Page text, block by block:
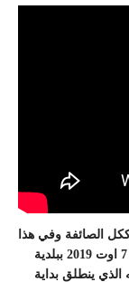
الصائفة وفي هذا
الاطار عقد جمعية مهرجان العنب ندوة صحفية يوم 7 اوت 2019 ببلدية
الذي ينطلق بداية